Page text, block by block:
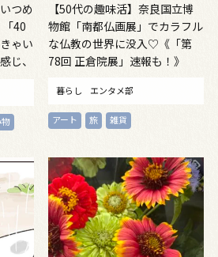
つめ
40
ゃい
じ、
【50代の趣味活】奈良国立博
物館「南都仏画展」でカラフル
な仏教の世界に没入♡《「第
78回 正倉院展」速報も！》
暮らし エンタメ部
アート 旅 雑貨